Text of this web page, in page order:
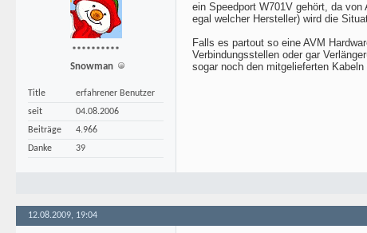
**********
Snowman
Title
erfahrener Benutzer
seit
04.08.2006
Beiträge
4.966
Danke
39
ein Speedport W701V gehört, da
egal welcher Hersteller) wird die
Falls es partout so eine AVM
Verbindungsstellen oder gar
sogar noch den mitgelieferten
12.08.2009, 19:04